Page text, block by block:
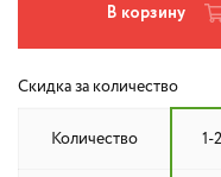
В корзину
Скидка за количество
Количество 1-2